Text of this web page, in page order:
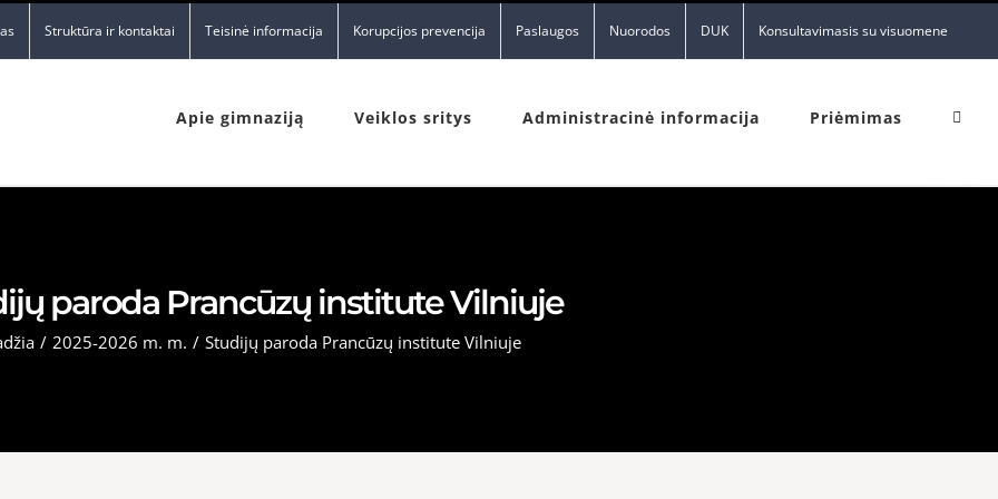
Struktūra ir kontaktai Teisinė informacija Korupcijos prevencija Paslaugos Nuorodos DUK Konsultavimasis su visuomene
Apie gimnaziją Veiklos sritys Administracinė informacija Priėmimas
paroda Prancūzų institute Vilniuje
/ 2025-2026 m. m. / Studijų paroda Prancūzų institute Vilniuje